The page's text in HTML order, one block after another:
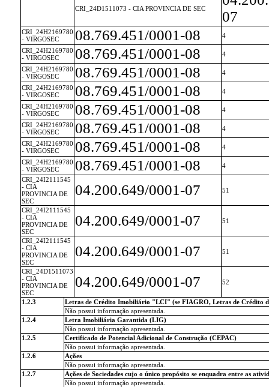
CRI_24D1511073 - CIA PROVINCIA DE SEC
07
CRI_24H2169780
- VIRGOSEC
08.769.451/0001-08 4
CRI_24H2169780
- VIRGOSEC
08.769.451/0001-08 4
CRI_24H2169780
- VIRGOSEC
08.769.451/0001-08 4
CRI_24H2169780
- VIRGOSEC
08.769.451/0001-08 4
CRI_24H2169780
- VIRGOSEC
08.769.451/0001-08 4
CRI_24H2169780
- VIRGOSEC
08.769.451/0001-08 4
CRI_24H2169780
- VIRGOSEC
08.769.451/0001-08 4
CRI_24H2169780
- VIRGOSEC
08.769.451/0001-08
4
CRI_24I2111545
- CIA
PROVINCIA DE
SEC
04.200.649/0001-07 51
CRI_24I2111545
- CIA
PROVINCIA DE
SEC
04.200.649/0001-07 51
CRI_24I2111545
- CIA
PROVINCIA DE
SEC
04.200.649/0001-07 51
CRI_24D1511073
- CIA
PROVINCIA DE
SEC
04.200.649/0001-07 52
1.2.3
Letras de Crédito Imobiliário "LCI" (se FIAGRO, Letras de Crédito
Não possui informação apresentada.
1.2.4
Letra Imobiliária Garantida (LIG)
Não possui informação apresentada.
1.2.5
Certificado de Potencial Adicional de Construção (CEPAC)
Não possui informação apresentada.
1.2.6
Ações
Não possui informação apresentada.
1.2.7
Ações de Sociedades cujo o único propósito se enquadra entre as
Não possui informação apresentada.